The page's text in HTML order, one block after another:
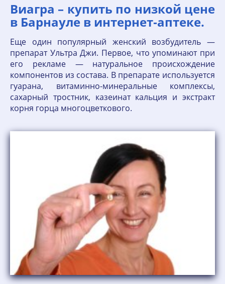
Виагра – купить по низкой цене
в Барнауле в интернет‐аптеке.
Еще один популярный женский возбудитель —
препарат Ультра Джи. Первое, что упоминают при
его рекламе — натуральное происхождение
компонентов из состава. В препарате используется
гуарана, витаминно-минеральные комплексы,
сахарный тростник, казеинат кальция и экстракт
корня горца многоцветкового.